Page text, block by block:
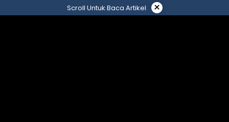
ke
Scroll Untuk Baca Artikel ×